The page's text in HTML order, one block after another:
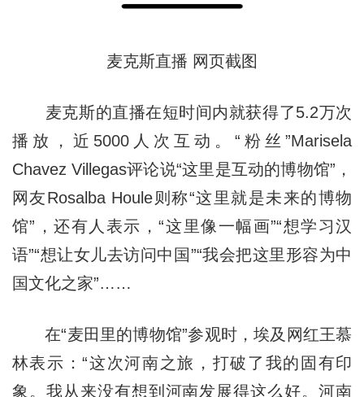
麦克斯直播 网页截图
麦克斯的直播在短时间内就获得了5.2万次
播放，近5000人次互动。“粉丝”Marisela
Chavez Villegas评论说“这里是互动的博物馆”，
网友Rosalba Houle则称“这里就是未来的博物
馆”，还有人表示，“这里像一幅画”“想学习汉
语”“想让女儿去访问中国”“我会把这里形容为中
国文化之家”……
在“麦田里的博物馆”参观时，埃及网红王慕
林表示：“这次河南之旅，打破了我的固有印
象。我从来没有想到河南发展得这么好。河南